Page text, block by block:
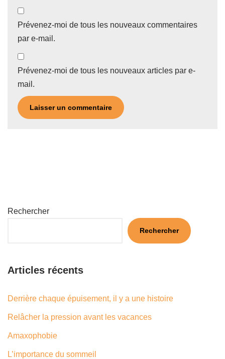
Prévenez-moi de tous les nouveaux commentaires
par e-mail.
Prévenez-moi de tous les nouveaux articles par e-
mail.
Rechercher
Rechercher
Articles récents
Derrière chaque épuisement, il y a une histoire
Relâcher la pression avant les vacances
Amaxophobie
L’importance du sommeil